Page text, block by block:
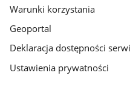
Warunki korzystania
Geoportal
Deklaracja dostępności
Ustawienia prywatności